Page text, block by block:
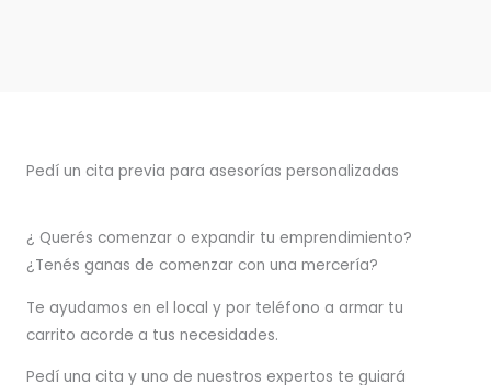
Pedí un cita previa para asesorías personalizadas
¿ Querés comenzar o expandir tu emprendimiento?
¿Tenés ganas de comenzar con una mercería?
Te ayudamos en el local y por teléfono a armar tu
carrito acorde a tus necesidades.
Pedí una cita y uno de nuestros expertos te guiará